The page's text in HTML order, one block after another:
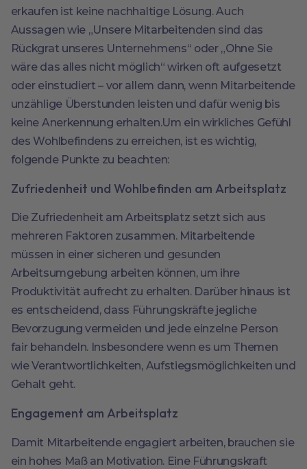
erkaufen ist keine nachhaltige Lösung. Auch
Aussagen wie „Unsere Mitarbeitenden sind das
Rückgrat unseres Unternehmens“ oder „Ohne Sie
wäre das alles nicht möglich“ wirken oft aufgesetzt
oder einstudiert – vor allem dann, wenn Mitarbeitende
unzählige Überstunden leisten und dafür wenig bis
keine Anerkennung erhalten.Um ein wirkliches Gefühl
des Wohlbefindens zu erreichen, ist es wichtig,
folgende Punkte zu beachten:
Zufriedenheit und Wohlbefinden am Arbeitsplatz
Die Zufriedenheit am Arbeitsplatz setzt sich aus
mehreren Faktoren zusammen. Mitarbeitende
müssen in einer sicheren und gesunden
Arbeitsumgebung arbeiten können, um ihre
Produktivität aufrecht zu erhalten. Darüber hinaus ist
es entscheidend, dass Führungskräfte jegliche
Bevorzugung vermeiden und jede einzelne Person
fair behandeln. Insbesondere wenn es um Themen
wie Verantwortlichkeiten, Aufstiegsmöglichkeiten und
Gehalt geht.
Engagement am Arbeitsplatz
Damit Mitarbeitende engagiert arbeiten, brauchen sie
ein hohes Maß an Motivation. Eine Führungskraft